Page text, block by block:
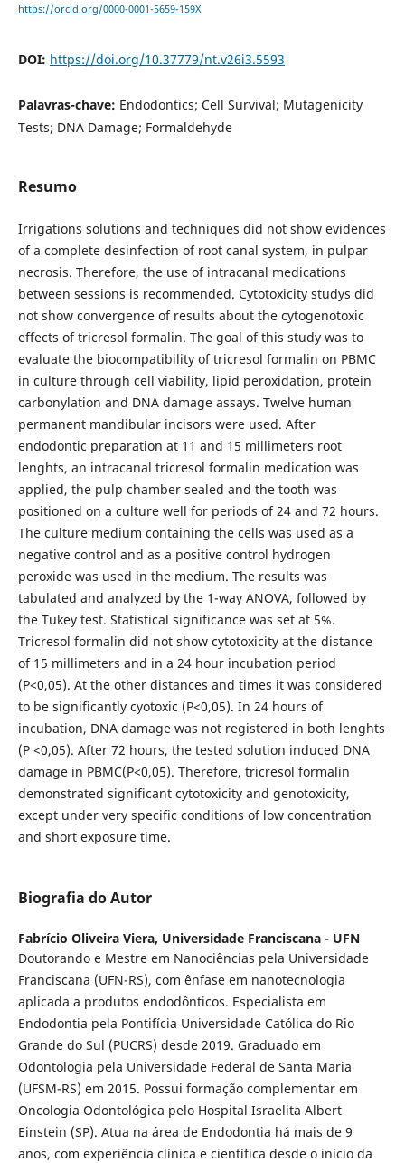
https://orcid.org/0000-0001-5659-159X
DOI: https://doi.org/10.37779/nt.v26i3.5593
Palavras-chave: Endodontics; Cell Survival; Mutagenicity
Tests; DNA Damage; Formaldehyde
Resumo
Irrigations solutions and techniques did not show evidences
of a complete desinfection of root canal system, in pulpar
necrosis. Therefore, the use of intracanal medications
between sessions is recommended. Cytotoxicity studys did
not show convergence of results about the cytogenotoxic
effects of tricresol formalin. The goal of this study was to
evaluate the biocompatibility of tricresol formalin on PBMC
in culture through cell viability, lipid peroxidation, protein
carbonylation and DNA damage assays. Twelve human
permanent mandibular incisors were used. After
endodontic preparation at 11 and 15 millimeters root
lenghts, an intracanal tricresol formalin medication was
applied, the pulp chamber sealed and the tooth was
positioned on a culture well for periods of 24 and 72 hours.
The culture medium containing the cells was used as a
negative control and as a positive control hydrogen
peroxide was used in the medium. The results was
tabulated and analyzed by the 1-way ANOVA, followed by
the Tukey test. Statistical significance was set at 5%.
Tricresol formalin did not show cytotoxicity at the distance
of 15 millimeters and in a 24 hour incubation period
(P<0,05). At the other distances and times it was considered
to be significantly cyotoxic (P<0,05). In 24 hours of
incubation, DNA damage was not registered in both lenghts
(P <0,05). After 72 hours, the tested solution induced DNA
damage in PBMC(P<0,05). Therefore, tricresol formalin
demonstrated significant cytotoxicity and genotoxicity,
except under very specific conditions of low concentration
and short exposure time.
Biografia do Autor
Fabrício Oliveira Viera, Universidade Franciscana - UFN
Doutorando e Mestre em Nanociências pela Universidade
Franciscana (UFN-RS), com ênfase em nanotecnologia
aplicada a produtos endodônticos. Especialista em
Endodontia pela Pontifícia Universidade Católica do Rio
Grande do Sul (PUCRS) desde 2019. Graduado em
Odontologia pela Universidade Federal de Santa Maria
(UFSM-RS) em 2015. Possui formação complementar em
Oncologia Odontológica pelo Hospital Israelita Albert
Einstein (SP). Atua na área de Endodontia há mais de 9
anos, com experiência clínica e científica desde o início da